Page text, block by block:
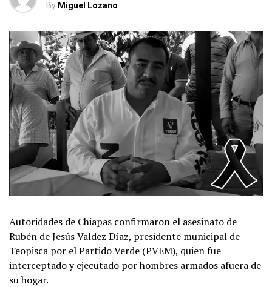
By Miguel Lozano
Autoridades de Chiapas confirmaron el asesinato de
Rubén de Jesús Valdez Díaz, presidente municipal de
Teopisca por el Partido Verde (PVEM), quien fue
interceptado y ejecutado por hombres armados afuera de
su hogar.